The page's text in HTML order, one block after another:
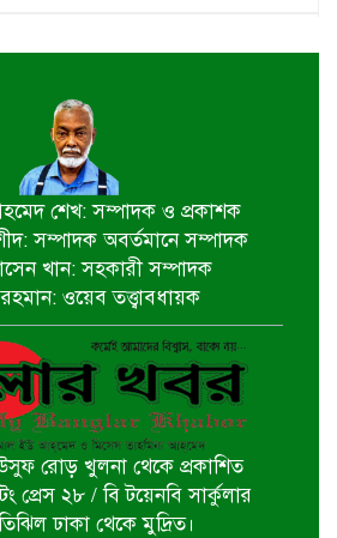
জেলা কমিটির সভা অনুষ্ঠিত
পাইকগাছায় বাইসাইকেল, ভ্যান ও
সেলাই মেশিন বিতরণ
নির্বাচিত না হলেও নির্বাচনী প্রতিশ্রুতি
বাস্তবায়নে কাজ করছি- কপিল কৃষ্ণ মণ্ডল
বাগেরহাট খানজাহান আলী ডিগ্রি কলেজে
পালিত হয়নি জুলাই গনঅভ্যুথ্যান দিবস
খুলনায় ইমাম হুসাইন (আ.)’র পবিত্র
চেহলুম পালিত
শেখ: সম্পাদক ও প্রকাশক
সম্পাদক অবর্তমানে সম্পাদক
খান: সহকারী সম্পাদক
ওয়েব তত্ত্বাবধায়ক
রোড় খুলনা থেকে প্রকাশিত
প্রেস ২৮ / বি টয়েনবি সার্কুলার
ঢাকা থেকে মুদ্রিত।